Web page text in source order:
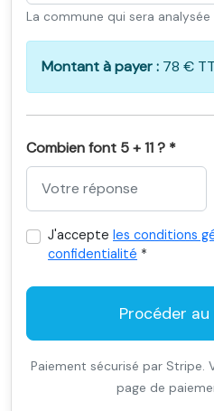
La commune qui sera analysée
Montant à payer : 78 €
Combien font 5 + 11 ? *
J'accepte les conditions
confidentialité *
Procéder
Paiement sécurisé par Stripe.
page de